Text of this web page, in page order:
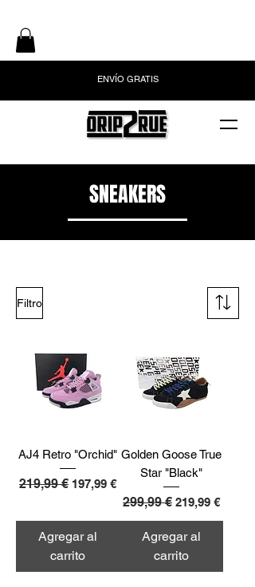
ENVÍO GRATIS
SNEAKERS
Filtro
AJ4 Retro "Orchid"
Precio
219,99 € Precio de oferta
197,99 €
Agregar al
carrito
Golden Goose True
Star "Black"
Precio
299,99 € Precio de
219,99 €
Agregar al
carrito